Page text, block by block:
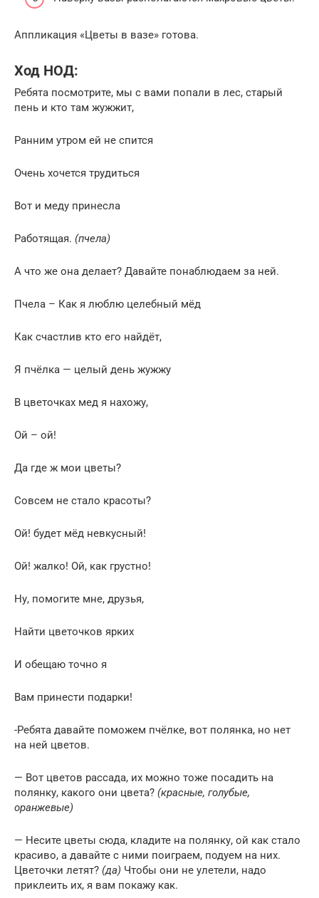
Аппликация «Цветы в вазе» готова.
Ход НОД:
Ребята посмотрите, мы с вами попали в лес, старый
пень и кто там жужжит,
Ранним утром ей не спится
Очень хочется трудиться
Вот и меду принесла
Работящая. (пчела)
А что же она делает? Давайте понаблюдаем за ней.
Пчела – Как я люблю целебный мёд
Как счастлив кто его найдёт,
Я пчёлка — целый день жужжу
В цветочках мед я нахожу,
Ой – ой!
Да где ж мои цветы?
Совсем не стало красоты?
Ой! будет мёд невкусный!
Ой! жалко! Ой, как грустно!
Ну, помогите мне, друзья,
Найти цветочков ярких
И обещаю точно я
Вам принести подарки!
-Ребята давайте поможем пчёлке, вот полянка, но нет
на ней цветов.
— Вот цветов рассада, их можно тоже посадить на
полянку, какого они цвета? (красные, голубые,
оранжевые)
— Несите цветы сюда, кладите на полянку, ой как стало
красиво, а давайте с ними поиграем, подуем на них.
Цветочки летят? (да) Чтобы они не улетели, надо
приклеить их, я вам покажу как.